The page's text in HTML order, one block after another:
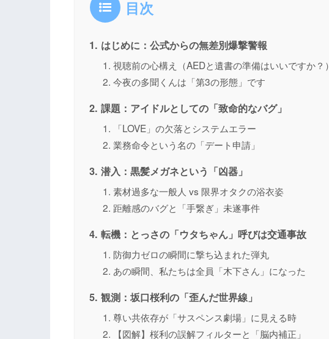
目次
はじめに：公式からの無差別爆撃警報
視聴前の心構え（AEDと遺書の準備はいいですか？）
今夜の多聞くんは「第3の形態」です
課題：アイドルとしての「致命的なバグ」
「LOVE」の欠落とシステムエラー
業務命令という名の「デート申請」
潜入：黒髪メガネという「凶器」
素材過多な一般人 vs 限界オタクの浴衣姿
距離感のバグと「手繋ぎ」未遂事件
転機：とっさの「ウタちゃん」呼びは交通事故
防御力ゼロの瞬間に撃ち込まれた弾丸
あの瞬間、私たちは全員「木下さん」になった
観測：坂口桜利の「歪んだ世界線」
尊い共依存が「サスペンス劇場」に見える時
【図解】桜利の誤解フィルターと「脳内補正」